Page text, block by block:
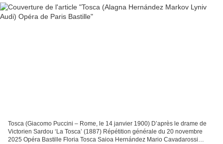
Tosca (Giacomo Puccini – Rome, le 14 janvier 1900) D’après le drame de
Victorien Sardou ‘La Tosca’ (1887) Répétition générale du 20 novembre
2025 Opéra Bastille Floria Tosca Saioa Hernández Mario Cavadarossi